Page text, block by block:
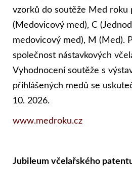
vzorků do soutěže Med roku
(Medovicový med), C
medovicový med), M (Med).
společnost nástavkových
Vyhodnocení soutěže s
přihlášených medů se
10. 2026.
www.medroku.cz
Jubileum včelařského